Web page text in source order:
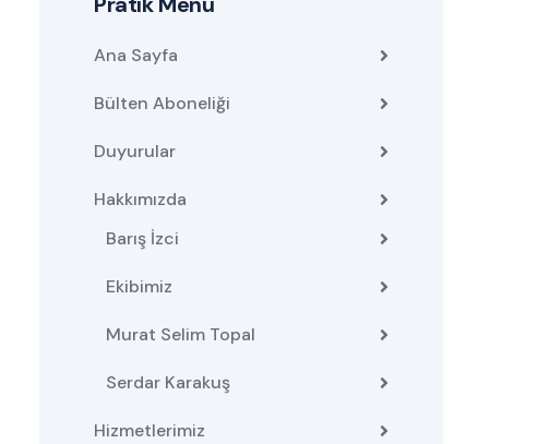
Ana Sayfa
Bülten Aboneliği
Duyurular
Hakkımızda
Barış İzci
Ekibimiz
Murat Selim Topal
Serdar Karakuş
Hizmetlerimiz